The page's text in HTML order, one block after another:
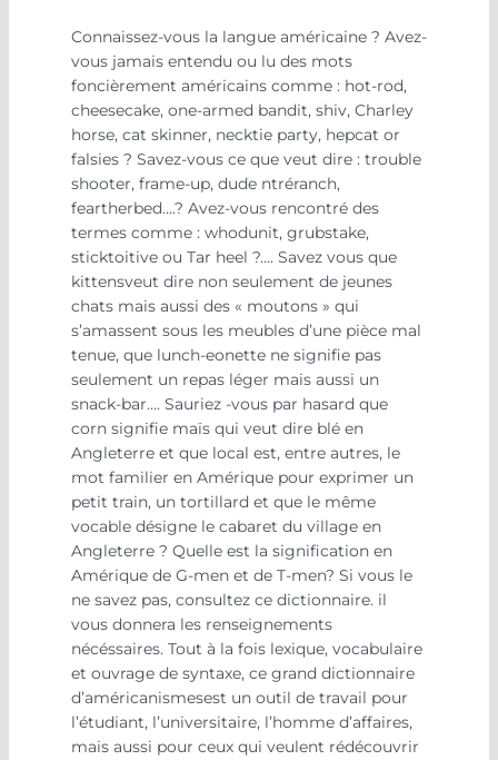
Connaissez-vous la langue américaine ? Avez-
vous jamais entendu ou lu des mots
foncièrement américains comme : hot-rod,
cheesecake, one-armed bandit, shiv, Charley
horse, cat skinner, necktie party, hepcat or
falsies ? Savez-vous ce que veut dire : trouble
shooter, frame-up, dude ntréranch,
feartherbed….? Avez-vous rencontré des
termes comme : whodunit, grubstake,
sticktoitive ou Tar heel ?…. Savez vous que
kittensveut dire non seulement de jeunes
chats mais aussi des « moutons » qui
s’amassent sous les meubles d’une pièce mal
tenue, que lunch-eonette ne signifie pas
seulement un repas léger mais aussi un
snack-bar…. Sauriez -vous par hasard que
corn signifie maïs qui veut dire blé en
Angleterre et que local est, entre autres, le
mot familier en Amérique pour exprimer un
petit train, un tortillard et que le même
vocable désigne le cabaret du village en
Angleterre ? Quelle est la signification en
Amérique de G-men et de T-men? Si vous le
ne savez pas, consultez ce dictionnaire. il
vous donnera les renseignements
nécéssaires. Tout à la fois lexique, vocabulaire
et ouvrage de syntaxe, ce grand dictionnaire
d’américanismesest un outil de travail pour
l’étudiant, l’universitaire, l’homme d’affaires,
mais aussi pour ceux qui veulent rédécouvrir